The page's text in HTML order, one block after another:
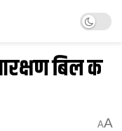
बिल क
AA